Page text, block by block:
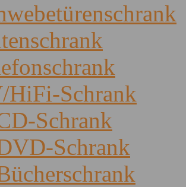
HiFi-Schrank
Schrank
Schrank